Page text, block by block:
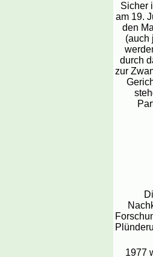
Sicher
am 19.
den
(auch
durch
zur
1977